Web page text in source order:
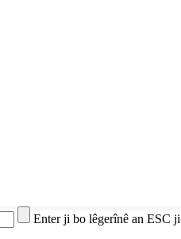
Enter ji bo lêgerînê an ESC